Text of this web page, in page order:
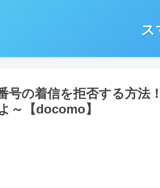
ス
号の着信を拒否する方法
～【docomo】